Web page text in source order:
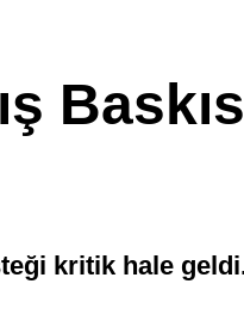
kritik hale